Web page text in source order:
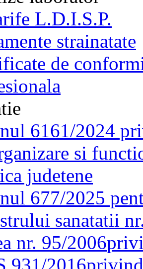
L.D.I.S.P.
strainatate
de
6161/2024
si
judetene
677/2025
sanatatii
nr. 95/2006
931/2016